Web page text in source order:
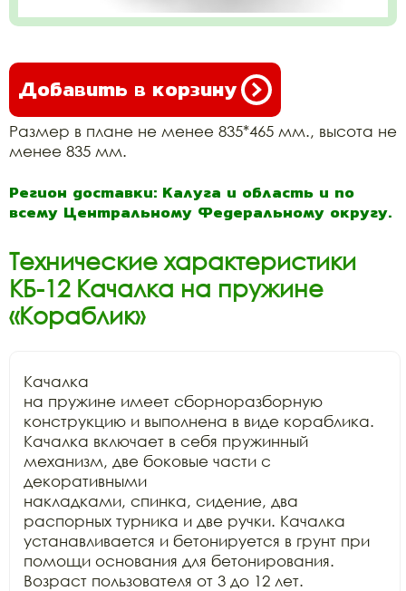
Добавить в корзину
Размер в плане не менее 835*465 мм., высота не
менее 835 мм.
Регион доставки: Калуга и область и по
всему Центральному Федеральному округу.
Технические характеристики
КБ-12 Качалка на пружине
«Кораблик»
Качалка
на пружине имеет сборноразборную
конструкцию и выполнена в виде кораблика.
Качалка включает в себя пружинный
механизм, две боковые части с
декоративными
накладками, спинка, сидение, два
распорных турника и две ручки. Качалка
устанавливается и бетонируется в грунт при
помощи основания для бетонирования.
Возраст пользователя от 3 до 12 лет.